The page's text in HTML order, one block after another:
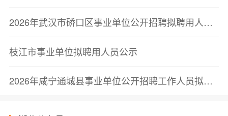
2026年武汉市硚口区事业单位公开招聘拟聘用人员公示(第二批)
枝江市事业单位拟聘用人员公示
2026年咸宁通城县事业单位公开招聘工作人员拟聘用人员公示（第一批）